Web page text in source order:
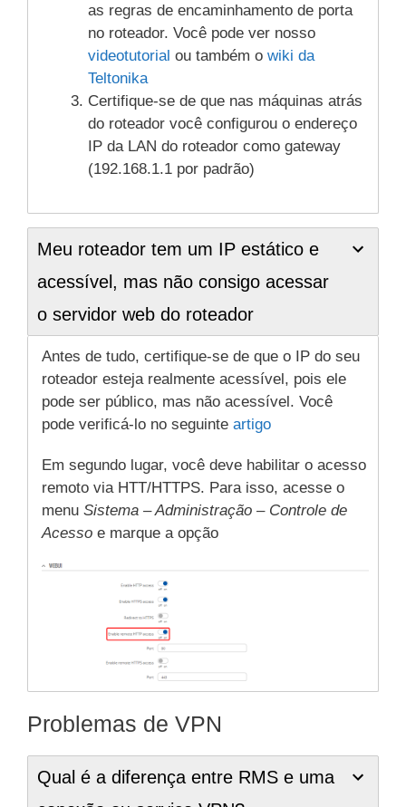
as regras de encaminhamento de porta
no roteador. Você pode ver nosso
videotutorial ou também o wiki da
Teltonika
Certifique-se de que nas máquinas atrás
do roteador você configurou o endereço
IP da LAN do roteador como gateway
(192.168.1.1 por padrão)
Meu roteador tem um IP estático e
acessível, mas não consigo acessar
o servidor web do roteador
Antes de tudo, certifique-se de que o IP do seu
roteador esteja realmente acessível, pois ele
pode ser público, mas não acessível. Você
pode verificá-lo no seguinte artigo
Em segundo lugar, você deve habilitar o acesso
remoto via HTT/HTTPS. Para isso, acesse o
menu Sistema – Administração – Controle de
Acesso e marque a opção
Problemas de VPN
Qual é a diferença entre RMS e uma